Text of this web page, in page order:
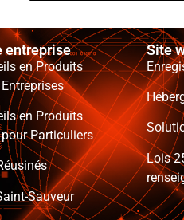
entreprise
en Produits
en Produits
Particuliers
Sauveur
Site
Lois